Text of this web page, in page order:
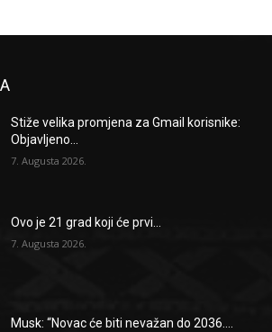
Stiže velika promjena za Gmail korisnike:
Objavljeno...
7. Augusta 2026.
Ovo je 21 grad koji će prvi...
7. Augusta 2026.
Musk: “Novac će biti nevažan do 2036....